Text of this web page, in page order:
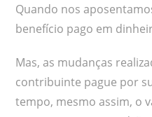
Quando nos
benefício pago em
Mas, as mudanças
contribuinte pague por
tempo, mesmo assim, o